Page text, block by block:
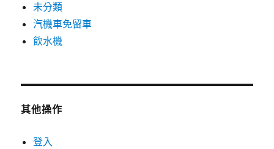
未分類
汽機車免留車
飲水機
其他操作
登入